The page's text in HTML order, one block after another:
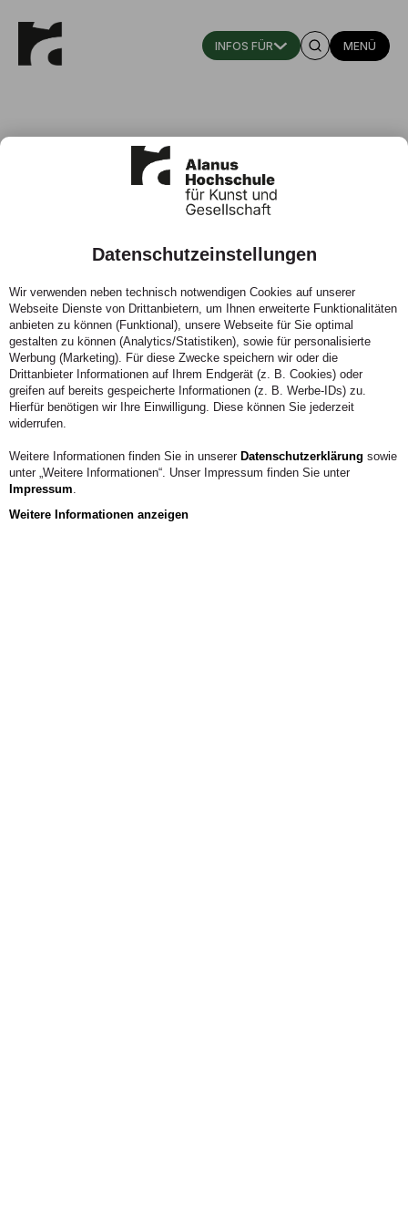
MENÜ
Aufgaben
Fachgebiet: Erziehungswissenschaft, Kindheitspädagogik,
Kunst- und Waldorfpädagogik/ Fachbereich
Bildungswissenschaft
Verantwortlich für den Studiengang Master of Arts
Pädagogik Schwerpunkt Pädagogische Praxisforschung
und Master of Education Pädagogische Praxisforschung.
Telefon:
(0 22 22) 93 21 1521
Zeiten:Telefonsprechzeit: montags 13.00-14.00 Uhr
Datenschutzeinstellungen
Wir verwenden neben technisch notwendigen Cookies auf unserer
Webseite Dienste von Drittanbietern, um Ihnen erweiterte Funktionalitäten
anbieten zu können (Funktional), unsere Webseite für Sie optimal
gestalten zu können (Analytics/Statistiken), sowie für personalisierte
Werbung (Marketing). Für diese Zwecke speichern wir oder die
Drittanbieter Informationen auf Ihrem Endgerät (z. B. Cookies) oder
greifen auf bereits gespeicherte Informationen (z. B. Werbe-IDs) zu.
Hierfür benötigen wir Ihre Einwilligung. Diese können Sie jederzeit
widerrufen.
Weitere Informationen finden Sie in unserer Datenschutzerklärung sowie
unter „Weitere Informationen“. Unser Impressum finden Sie unter
Impressum.
Weitere Informationen anzeigen